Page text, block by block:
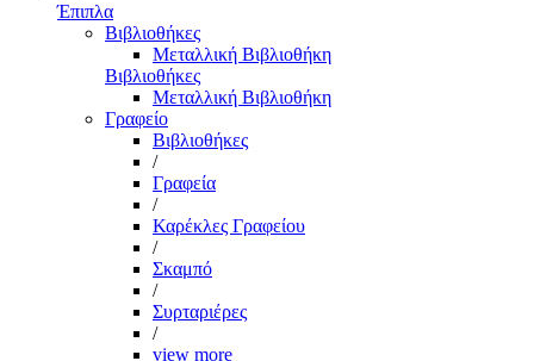
Έπιπλα
Βιβλιοθήκες
Μεταλλική Βιβλιοθήκη
Βιβλιοθήκες
Μεταλλική Βιβλιοθήκη
Γραφείο
Βιβλιοθήκες
/
Γραφεία
/
Καρέκλες Γραφείου
/
Σκαμπό
/
Συρταριέρες
/
view more